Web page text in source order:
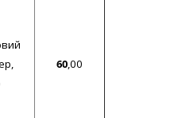
60,00